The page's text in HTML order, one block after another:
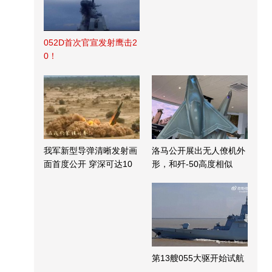
052D首次官宣发射鹰击2
0！
我军新型导弹清晰发射画
面首度公开 穿深可达10
洛马公开展出无人僚机外
形，和歼-50高度相似
第13艘055大驱开始试航